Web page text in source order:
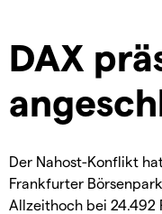
DAX
Der Nahost-Konflikt
Frankfurter
Allzeithoch bei 24.492